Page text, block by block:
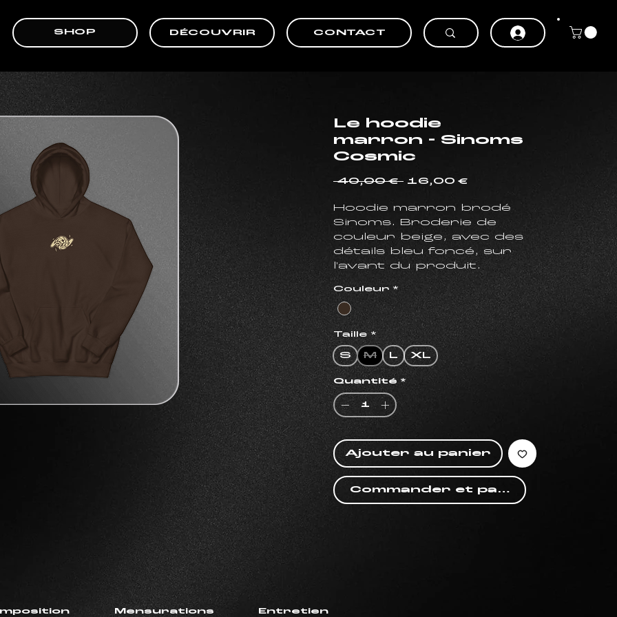
SHOP DÉCOUVRIR CONTACT
Le hoodie
marron - Sinoms
Cosmic
40,00 € Prix
16,00 €
Hoodie marron brodé
Sinoms. Broderie de
couleur beige, avec des
détails bleu foncé, sur
l'avant du produit.
Broderie réalisée à
Rennes.
Couleur *
Taille *
S M L XL
Quantité *
Ajouter au panier
Commander et payer
Mensurations Entretien